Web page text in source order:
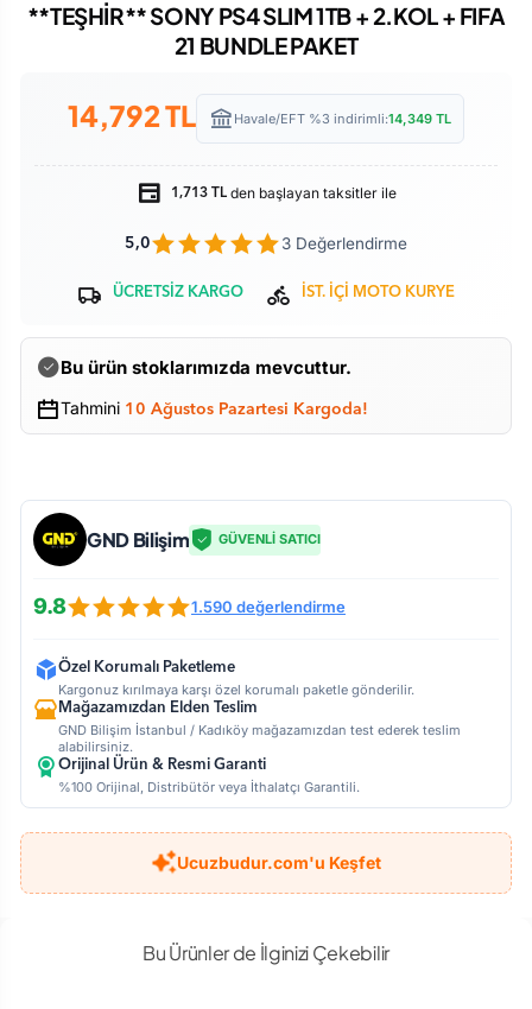
**TEŞHİR** SONY PS4 SLIM 1TB + 2.KOL + FIFA
21 BUNDLE PAKET
14,792TL Havale/EFT %3 indirimli:14,349 TL
1,713 TLden başlayan taksitler ile
5,0 3 Değerlendirme
ÜCRETSİZ KARGO İST. İÇİ MOTO KURYE
Bu ürün stoklarımızda mevcuttur.
Tahmini 10 Ağustos Pazartesi Kargoda!
GND Bilişim GÜVENLİ SATICI
9.8 1.590 değerlendirme
Özel Korumalı Paketleme
Kargonuz kırılmaya karşı özel korumalı paketle gönderilir.
Mağazamızdan Elden Teslim
GND Bilişim İstanbul / Kadıköy mağazamızdan test ederek teslim
alabilirsiniz.
Orijinal Ürün & Resmi Garanti
%100 Orijinal, Distribütör veya İthalatçı Garantili.
Ucuzbudur.com'u Keşfet
Bu Ürünler de İlginizi Çekebilir